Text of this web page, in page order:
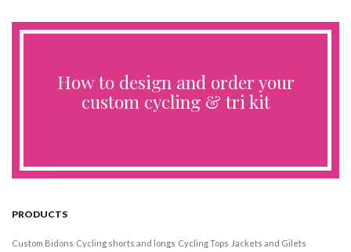
How to design and order your
custom cycling & tri kit
PRODUCTS
Custom Bidons Cycling shorts and longs Cycling Tops Jackets and Gilets